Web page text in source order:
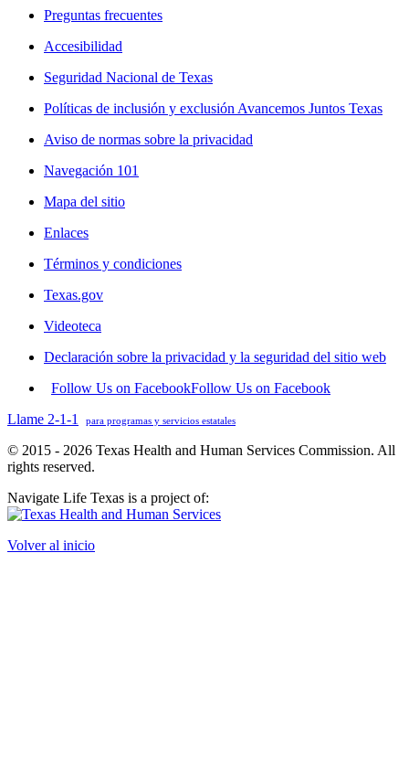
Preguntas frecuentes
Accesibilidad
Seguridad Nacional de Texas
Políticas de inclusión y exclusión Avancemos Juntos Texas
Aviso de normas sobre la privacidad
Navegación 101
Mapa del sitio
Enlaces
Términos y condiciones
Texas.gov
Videoteca
Declaración sobre la privacidad y la seguridad del sitio web
Follow Us on FacebookFollow Us on Facebook
Llame 2-1-1
para programas y servicios estatales
© 2015 - 2026 Texas Health and Human Services Commission. All
rights reserved.
Navigate Life Texas is a project of:
Volver al inicio